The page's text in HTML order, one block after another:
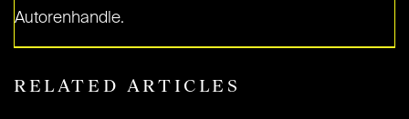
Autorenhandle.
RELATED ARTICLES